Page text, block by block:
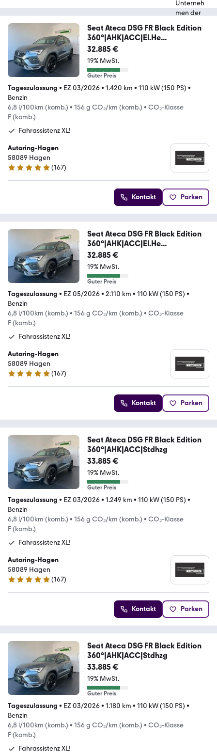
Seat Ateca DSG FR Black Edition
360°|AHK|ACC|El.He...
32.885 €
19% MwSt.
Guter Preis
Tageszulassung • EZ 03/2026• 1.420 km • 110 kW (150 PS) •
Benzin
6,8 l/100km (komb.) • 156 g CO₂/km (komb.) • CO₂-Klasse
F (komb.)
Fahrassistenz XL!
Autoring-Hagen
58089 Hagen
4.9 Sterne
(167)
Kontakt Parken
Seat Ateca DSG FR Black Edition
360°|AHK|ACC|El.He...
32.885 €
19% MwSt.
Guter Preis
Tageszulassung • EZ 05/2026• 2.110 km • 110 kW (150 PS) •
Benzin
6,8 l/100km (komb.) • 156 g CO₂/km (komb.) • CO₂-Klasse
F (komb.)
Fahrassistenz XL!
Autoring-Hagen
58089 Hagen
4.9 Sterne
(167)
Kontakt Parken
Seat Ateca DSG FR Black Edition
360°|AHK|ACC|Stdhzg
33.885 €
19% MwSt.
Guter Preis
Tageszulassung • EZ 03/2026• 1.249 km • 110 kW (150 PS) •
Benzin
6,8 l/100km (komb.) • 156 g CO₂/km (komb.) • CO₂-Klasse
F (komb.)
Fahrassistenz XL!
Autoring-Hagen
58089 Hagen
4.9 Sterne
(167)
Kontakt Parken
Seat Ateca DSG FR Black Edition
360°|AHK|ACC|Stdhzg
33.885 €
19% MwSt.
Guter Preis
Tageszulassung • EZ 03/2026• 1.180 km • 110 kW (150 PS) •
Benzin
6,8 l/100km (komb.) • 156 g CO₂/km (komb.) • CO₂-Klasse
F (komb.)
Fahrassistenz XL!